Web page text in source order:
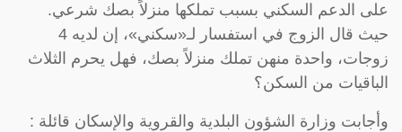
على الدعم السكني بسبب تملكها منزلاً بصك شرعي.
حيث قال الزوج في استفسار لـ«سكني»، إن لديه 4
زوجات، واحدة منهن تملك منزلاً بصك، فهل يحرم الثلاث
الباقيات من السكن؟
وأجابت وزارة الشؤون البلدية والقروية والإسكان قائلة :